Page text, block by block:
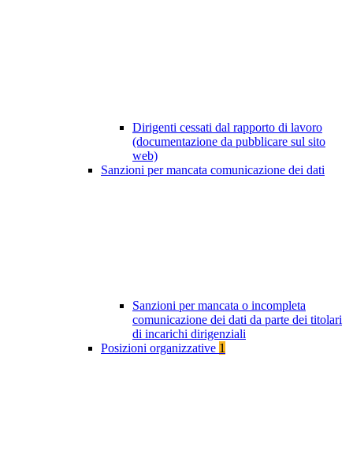
Dirigenti cessati dal rapporto di lavoro
(documentazione da pubblicare sul sito
web)
Sanzioni per mancata comunicazione dei dati
Sanzioni per mancata o incompleta
comunicazione dei dati da parte dei titolari
di incarichi dirigenziali
Posizioni organizzative 1